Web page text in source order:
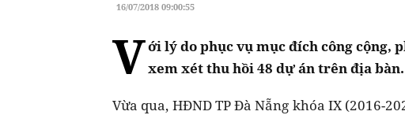
16/07/2018 09:00:55
Với lý do phục vụ mục đích công cộng,
xem xét thu hồi 48 dự án trên địa bàn.
Vừa qua, HĐND TP Đà Nẵng khóa IX (2016-